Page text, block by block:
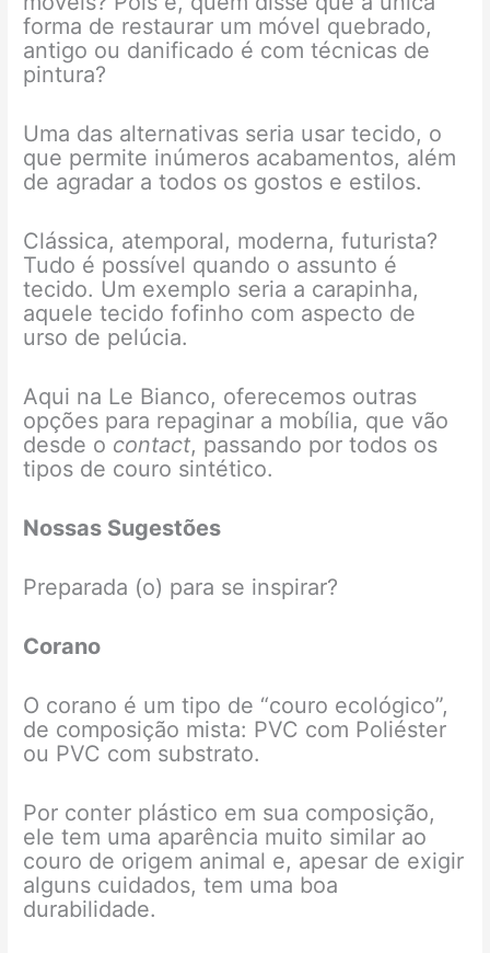
forma de restaurar um móvel quebrado,
antigo ou danificado é com técnicas de
pintura?
Uma das alternativas seria usar tecido, o
que permite inúmeros acabamentos, além
de agradar a todos os gostos e estilos.
Clássica, atemporal, moderna, futurista?
Tudo é possível quando o assunto é
tecido. Um exemplo seria a carapinha,
aquele tecido fofinho com aspecto de
urso de pelúcia.
Aqui na Le Bianco, oferecemos outras
opções para repaginar a mobília, que vão
desde o contact, passando por todos os
tipos de couro sintético.
Nossas Sugestões
Preparada (o) para se inspirar?
Corano
O corano é um tipo de “couro ecológico”,
de composição mista: PVC com Poliéster
ou PVC com substrato.
Por conter plástico em sua composição,
ele tem uma aparência muito similar ao
couro de origem animal e, apesar de exigir
alguns cuidados, tem uma boa
durabilidade.